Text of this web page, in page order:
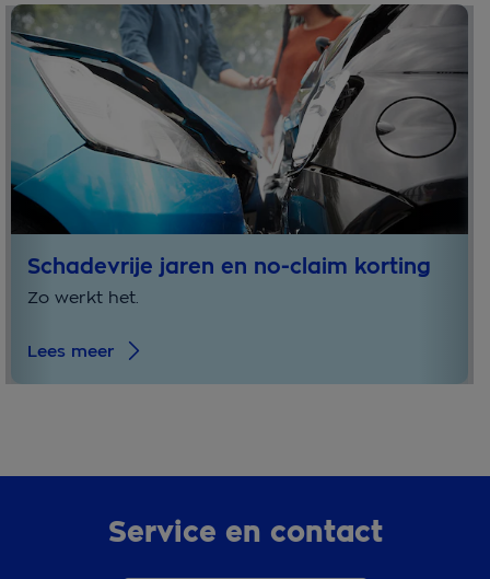
Schadevrije jaren en no-claim korting
Zo werkt het.
Lees meer
Service en contact